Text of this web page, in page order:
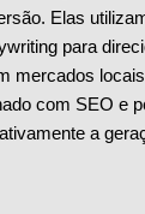
Elas
para
mercados
com SEO e
a